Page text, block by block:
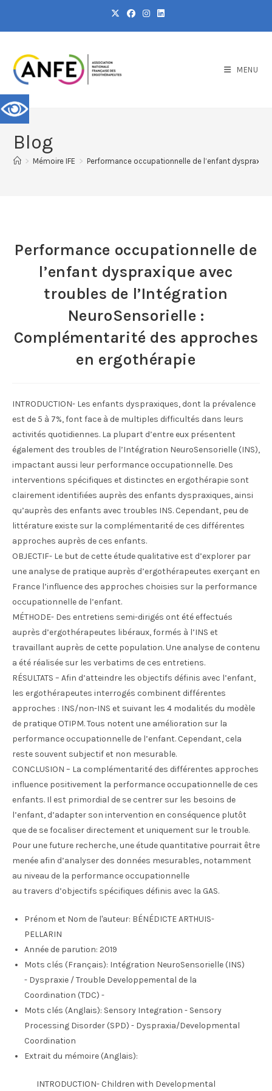
MENU
Blog
> Mémoire IFE > Performance occupationnelle de l’enfant
Performance occupationnelle de
l’enfant dyspraxique avec
troubles de l’Intégration
NeuroSensorielle :
Complémentarité des approches
en ergothérapie
INTRODUCTION- Les enfants dyspraxiques, dont la prévalence
est de 5 à 7%, font face à de multiples difficultés dans leurs
activités quotidiennes. La plupart d’entre eux présentent
également des troubles de l’Intégration NeuroSensorielle (INS),
impactant aussi leur performance occupationnelle. Des
interventions spécifiques et distinctes en ergothérapie sont
clairement identifiées auprès des enfants dyspraxiques, ainsi
qu’auprès des enfants avec troubles INS. Cependant, peu de
littérature existe sur la complémentarité de ces différentes
approches auprès de ces enfants.
OBJECTIF- Le but de cette étude qualitative est d’explorer par
une analyse de pratique auprès d’ergothérapeutes exerçant en
France l’influence des approches choisies sur la performance
occupationnelle de l’enfant.
MÉTHODE- Des entretiens semi-dirigés ont été effectués
auprès d’ergothérapeutes libéraux, formés à l’INS et
travaillant auprès de cette population. Une analyse de contenu
a été réalisée sur les verbatims de ces entretiens.
RÉSULTATS – Afin d’atteindre les objectifs définis avec l’enfant,
les ergothérapeutes interrogés combinent différentes
approches : INS/non-INS et suivant les 4 modalités du modèle
de pratique OTIPM. Tous notent une amélioration sur la
performance occupationnelle de l’enfant. Cependant, cela
reste souvent subjectif et non mesurable.
CONCLUSION – La complémentarité des différentes approches
influence positivement la performance occupationnelle de ces
enfants. Il est primordial de se centrer sur les besoins de
l’enfant, d’adapter son intervention en conséquence plutôt
que de se focaliser directement et uniquement sur le trouble.
Pour une future recherche, une étude quantitative pourrait être
menée afin d’analyser des données mesurables, notamment
au niveau de la performance occupationnelle
au travers d’objectifs spécifiques définis avec la GAS.
Prénom et Nom de l'auteur: BÉNÉDICTE ARTHUIS-
PELLARIN
Année de parution: 2019
Mots clés (Français): Intégration NeuroSensorielle (INS)
- Dyspraxie / Trouble Developpemental de la
Coordination (TDC) -
Mots clés (Anglais): Sensory Integration - Sensory
Processing Disorder (SPD) - Dyspraxia/Developmental
Coordination
Extrait du mémoire (Anglais):
INTRODUCTION- Children with Developmental